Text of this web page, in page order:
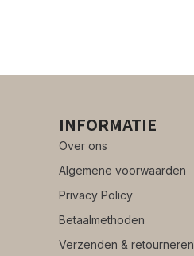
INFORMATIE
Over ons
Algemene voorwaarden
Privacy Policy
Betaalmethoden
Verzenden & retourneren